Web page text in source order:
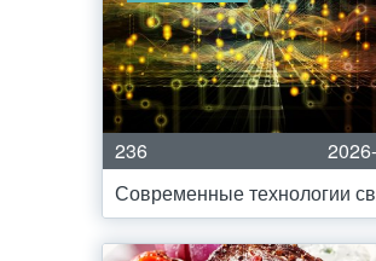
236
Современные технологии